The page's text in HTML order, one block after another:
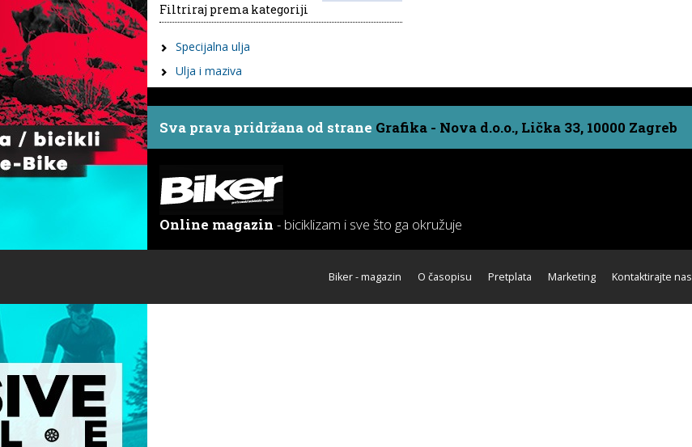
Filtriraj prema kategoriji
Specijalna ulja
Ulja i maziva
Sva prava pridržana od strane Grafika - Nova d.o.o., Lička 33, 10000 Zagreb
Online magazin - biciklizam i sve što ga okružuje
Biker - magazin O časopisu Pretplata Marketing Kontaktirajte nas